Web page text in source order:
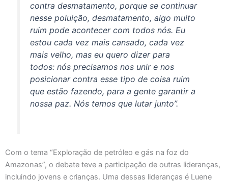
contra desmatamento, porque se continuar
nesse poluição, desmatamento, algo muito
ruim pode acontecer com todos nós. Eu
estou cada vez mais cansado, cada vez
mais velho, mas eu quero dizer para
todos: nós precisamos nos unir e nos
posicionar contra esse tipo de coisa ruim
que estão fazendo, para a gente garantir a
nossa paz. Nós temos que lutar junto”.
Com o tema “Exploração de petróleo e gás na foz do
Amazonas”, o debate teve a participação de outras lideranças,
incluindo jovens e crianças. Uma dessas lideranças é Luene